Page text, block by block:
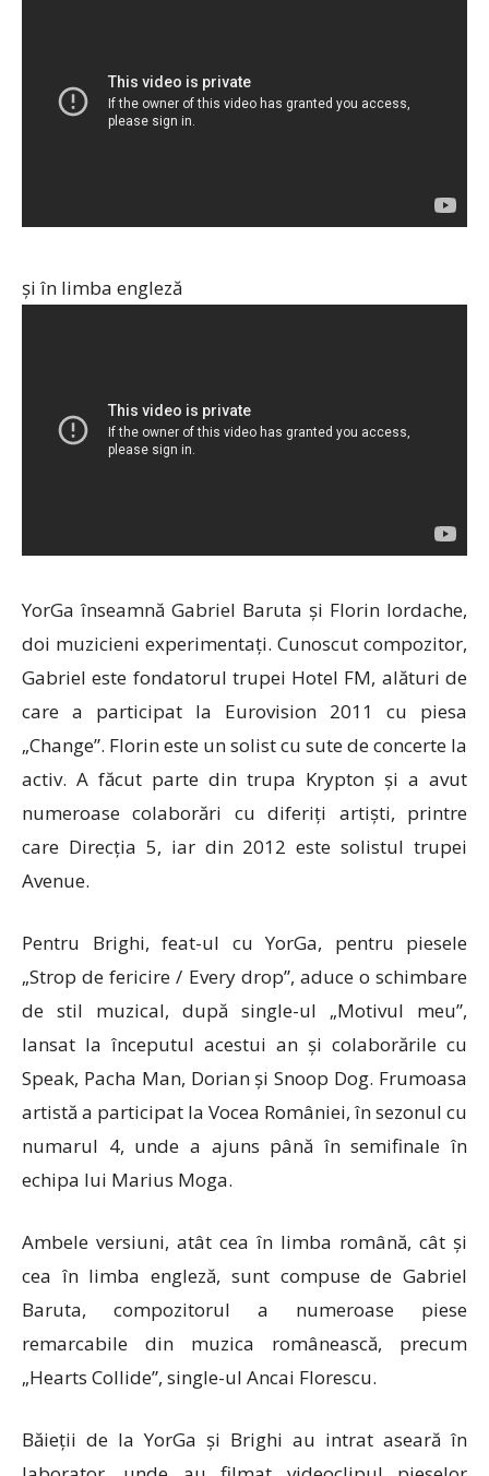
și în limba engleză
YorGa înseamnă Gabriel Baruta și Florin Iordache,
doi muzicieni experimentați. Cunoscut compozitor,
Gabriel este fondatorul trupei Hotel FM, alături de
care a participat la Eurovision 2011 cu piesa
„Change”. Florin este un solist cu sute de concerte la
activ. A făcut parte din trupa Krypton și a avut
numeroase colaborări cu diferiți artiști, printre
care Direcția 5, iar din 2012 este solistul trupei
Avenue.
Pentru Brighi, feat-ul cu YorGa, pentru piesele
„Strop de fericire / Every drop”, aduce o schimbare
de stil muzical, după single-ul „Motivul meu”,
lansat la începutul acestui an și colaborările cu
Speak, Pacha Man, Dorian și Snoop Dog. Frumoasa
artistă a participat la Vocea României, în sezonul cu
numarul 4, unde a ajuns până în semifinale în
echipa lui Marius Moga.
Ambele versiuni, atât cea în limba română, cât și
cea în limba engleză, sunt compuse de Gabriel
Baruta, compozitorul a numeroase piese
remarcabile din muzica românească, precum
„Hearts Collide”, single-ul Ancai Florescu.
Băieții de la YorGa și Brighi au intrat aseară în